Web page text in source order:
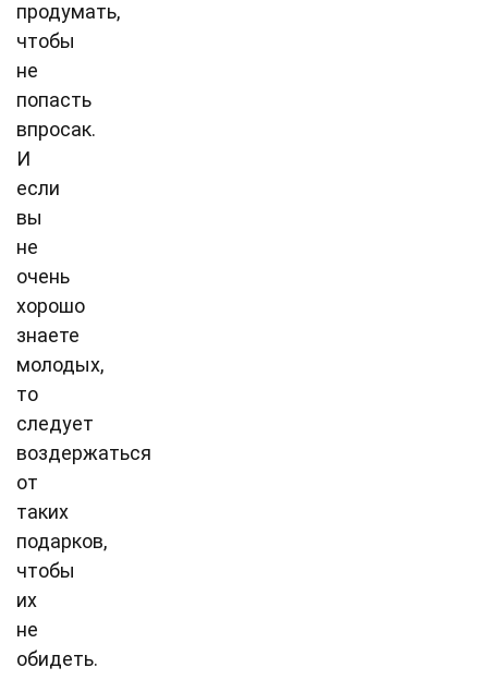
продумать,
чтобы
не
попасть
впросак.
И
если
вы
не
очень
хорошо
знаете
молодых,
то
следует
воздержаться
от
таких
подарков,
чтобы
их
не
обидеть.